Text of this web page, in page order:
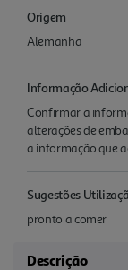
Origem
Alemanha
Informação
Confirmar a
alterações de
a informação que
Sugestões
pronto a comer
Descrição